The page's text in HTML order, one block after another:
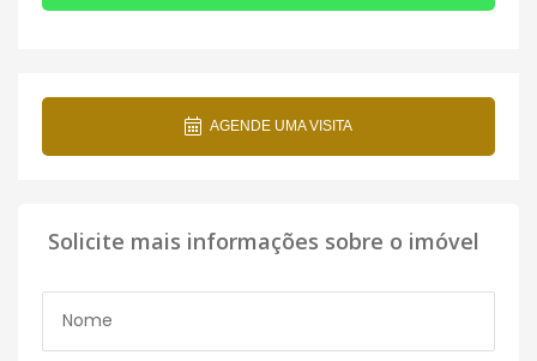
AGENDE UMA VISITA
Solicite mais informações sobre o imóvel